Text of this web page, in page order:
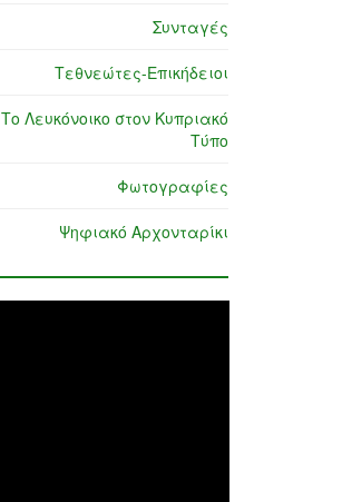
Συνταγές
Τεθνεώτες-Επικήδειοι
Το Λευκόνοικο στον Κυπριακό
Τύπο
Φωτογραφίες
Ψηφιακό Αρχονταρίκι